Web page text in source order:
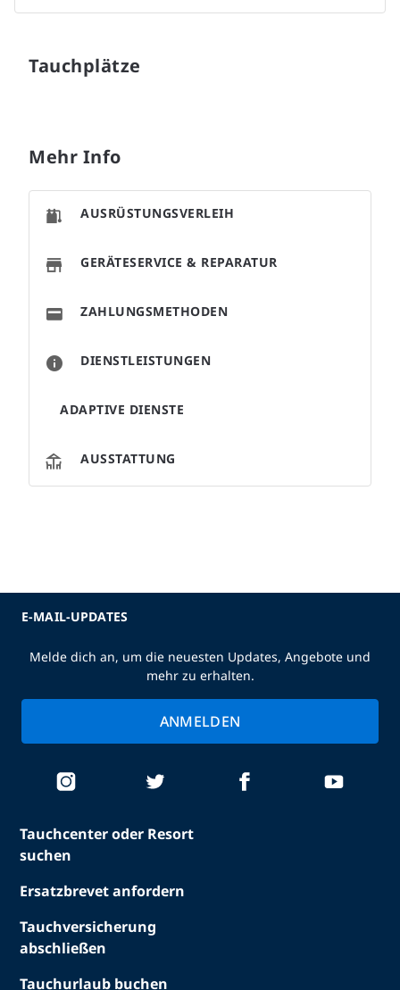
Tauchplätze
Mehr Info
DIENSTLEISTUNGEN
ADAPTIVE DIENSTE
AUSSTATTUNG
AUSRÜSTUNGSVERLEIH
GERÄTESERVICE & REPARATUR
ZAHLUNGSMETHODEN
Tauchcenter oder Resort
suchen
Ersatzbrevet anfordern
Tauchversicherung
abschließen
Tauchurlaub buchen
E-MAIL-UPDATES
Melde dich an, um die neuesten Updates, Angebote und
mehr zu erhalten.
ANMELDEN